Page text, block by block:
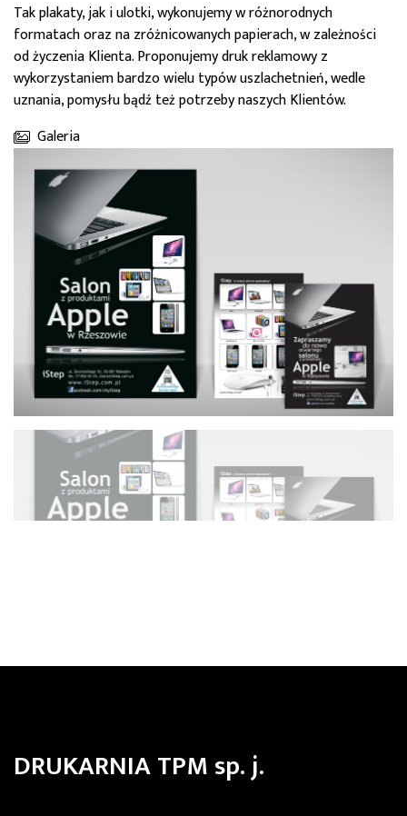
Tak plakaty, jak i ulotki, wykonujemy w różnorodnych
formatach oraz na zróżnicowanych papierach, w zależności
od życzenia Klienta. Proponujemy druk reklamowy z
wykorzystaniem bardzo wielu typów uszlachetnień, wedle
uznania, pomysłu bądź też potrzeby naszych Klientów.
Galeria
DRUKARNIA TPM sp. j.